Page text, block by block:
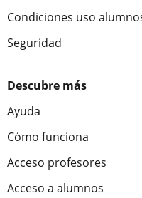
Condiciones uso
Seguridad
Descubre más
Ayuda
Cómo funciona
Acceso profesores
Acceso a alumnos